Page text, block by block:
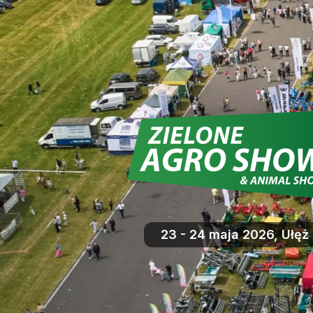
23 - 24 maja 2026, Ułęż